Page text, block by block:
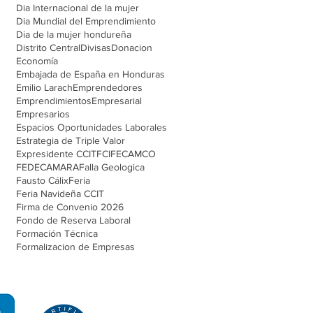
Dia Internacional de la mujer
Dia Mundial del Emprendimiento
Dia de la mujer hondureña
Distrito CentralDivisasDonacion
Economía
Embajada de España en Honduras
Emilio LarachEmprendedores
EmprendimientosEmpresarial
Empresarios
Espacios Oportunidades Laborales
Estrategia de Triple Valor
Expresidente CCITFCIFECAMCO
FEDECAMARAFalla Geologica
Fausto CálixFeria
Feria Navideña CCIT
Firma de Convenio 2026
Fondo de Reserva Laboral
Formación Técnica
Formalizacion de Empresas